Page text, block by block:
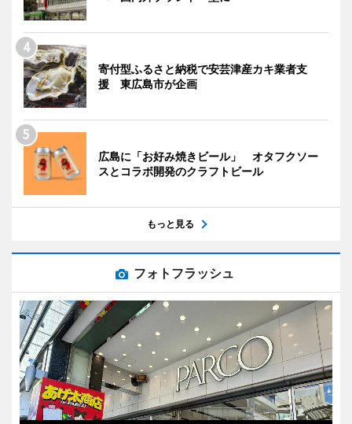
寄付型ふるさと納税で安芸津産カキ業者支
援 東広島市が企画
広島に「お好み焼きビール」 オタフクソー
スとコラボ開発のクラフトビール
もっと見る
フォトフラッシュ